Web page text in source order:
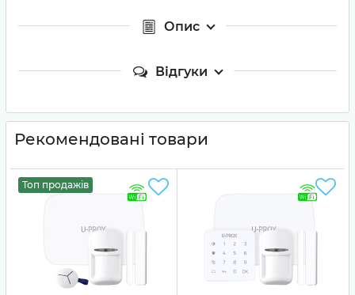
Опис
Відгуки
Рекомендовані товари
Топ продажів